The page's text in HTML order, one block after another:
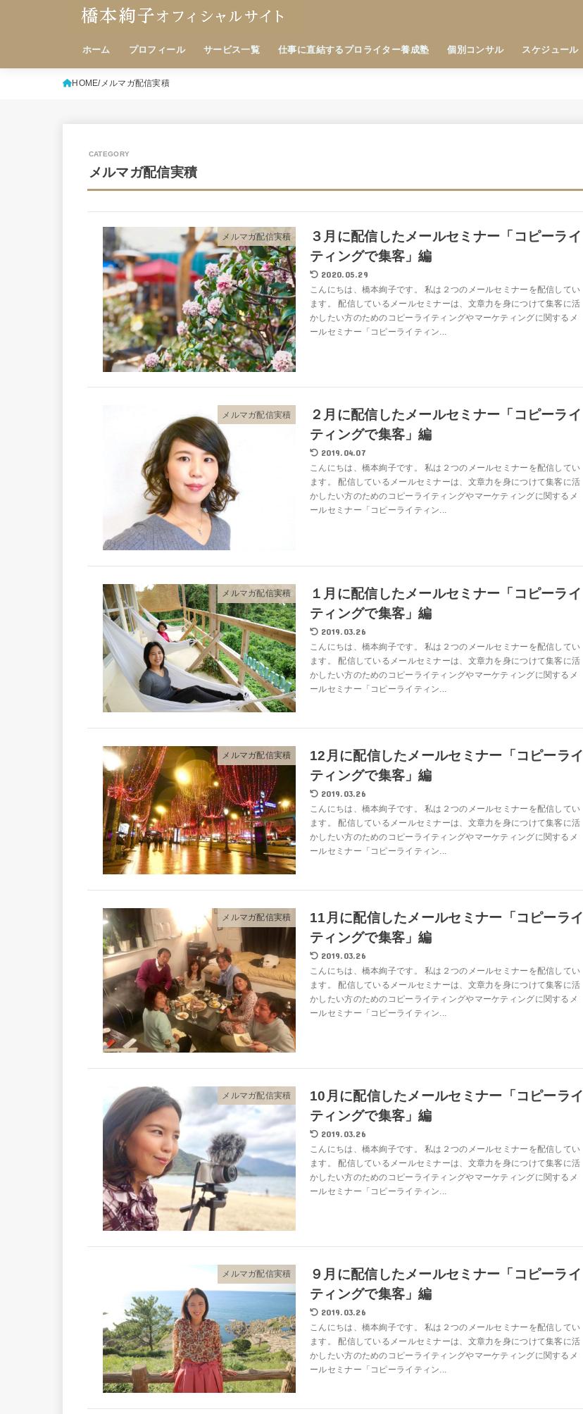
ホーム プロフィール サービス一覧 仕事に直結するプロライター養成塾 個別コンサル スケジュール
HOME メルマガ配信実積
メルマガ配信実積
メルマガ配信実積
３月に配信したメールセミナー「コピーライ
ティングで集客」編
2020.05.29
こんにちは、橋本絢子です。 私は２つのメールセミナーを配信してい
ます。 配信しているメールセミナーは、文章力を身につけて集客に活
かしたい方のためのコピーライティングやマーケティングに関するメ
ールセミナー「コピーライティン...
メルマガ配信実積
２月に配信したメールセミナー「コピーライ
ティングで集客」編
2019.04.07
こんにちは、橋本絢子です。 私は２つのメールセミナーを配信してい
ます。 配信しているメールセミナーは、文章力を身につけて集客に活
かしたい方のためのコピーライティングやマーケティングに関するメ
ールセミナー「コピーライティン...
メルマガ配信実積
１月に配信したメールセミナー「コピーライ
ティングで集客」編
2019.03.26
こんにちは、橋本絢子です。 私は２つのメールセミナーを配信してい
ます。 配信しているメールセミナーは、文章力を身につけて集客に活
かしたい方のためのコピーライティングやマーケティングに関するメ
ールセミナー「コピーライティン...
メルマガ配信実積
12月に配信したメールセミナー「コピーライ
ティングで集客」編
2019.03.26
こんにちは、橋本絢子です。 私は２つのメールセミナーを配信してい
ます。 配信しているメールセミナーは、文章力を身につけて集客に活
かしたい方のためのコピーライティングやマーケティングに関するメ
ールセミナー「コピーライティン...
メルマガ配信実積
11月に配信したメールセミナー「コピーライ
ティングで集客」編
2019.03.26
こんにちは、橋本絢子です。 私は２つのメールセミナーを配信してい
ます。 配信しているメールセミナーは、文章力を身につけて集客に活
かしたい方のためのコピーライティングやマーケティングに関するメ
ールセミナー「コピーライティン...
メルマガ配信実積
10月に配信したメールセミナー「コピーライ
ティングで集客」編
2019.03.26
こんにちは、橋本絢子です。 私は２つのメールセミナーを配信してい
ます。 配信しているメールセミナーは、文章力を身につけて集客に活
かしたい方のためのコピーライティングやマーケティングに関するメ
ールセミナー「コピーライティン...
メルマガ配信実積
９月に配信したメールセミナー「コピーライ
ティングで集客」編
2019.03.26
こんにちは、橋本絢子です。 私は２つのメールセミナーを配信してい
ます。 配信しているメールセミナーは、文章力を身につけて集客に活
かしたい方のためのコピーライティングやマーケティングに関するメ
ールセミナー「コピーライティン...